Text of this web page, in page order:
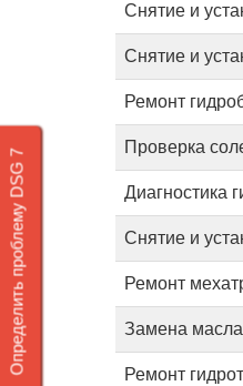
Снятие и
Снятие и
Ремонт
Проверка
Диагностика
Снятие и
Ремонт
Замена
Ремонт
Определить проблему DSG 7